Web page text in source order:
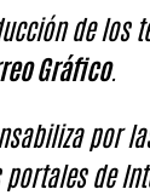
de los
Gráfico.
por
de